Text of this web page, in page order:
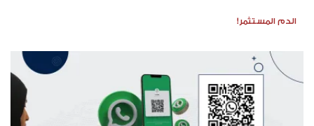
الدم المستثمر!